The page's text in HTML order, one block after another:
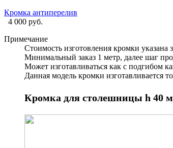
Кромка антиперелив
4 000 руб.
Примечание
Стоимость изготовления кромки указана
Минимальный заказ 1 метр, далее шаг
Может изготавливаться как с подгибом
Данная модель кромки изготавливается
Кромка для столешницы h 40